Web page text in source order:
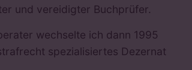
und vereidigter Buchprüfer.
wechselte ich dann 1995
spezialisiertes Dezernat